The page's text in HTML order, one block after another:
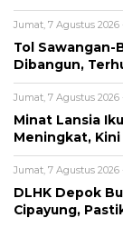
Jumat, 7 Agustus 2026
Tol Sawangan-
Dibangun,
Jumat, 7 Agustus 2026
Minat Lansia
Meningkat, Kini
Jumat, 7 Agustus 2026
DLHK Depok
Cipayung,